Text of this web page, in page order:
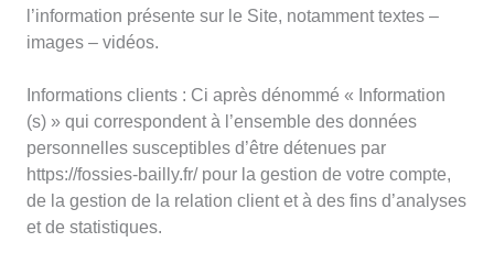
l’information présente sur le Site, notamment textes –
images – vidéos.
Informations clients : Ci après dénommé « Information
(s) » qui correspondent à l’ensemble des données
personnelles susceptibles d’être détenues par
https://fossies-bailly.fr/ pour la gestion de votre compte,
de la gestion de la relation client et à des fins d’analyses
et de statistiques.